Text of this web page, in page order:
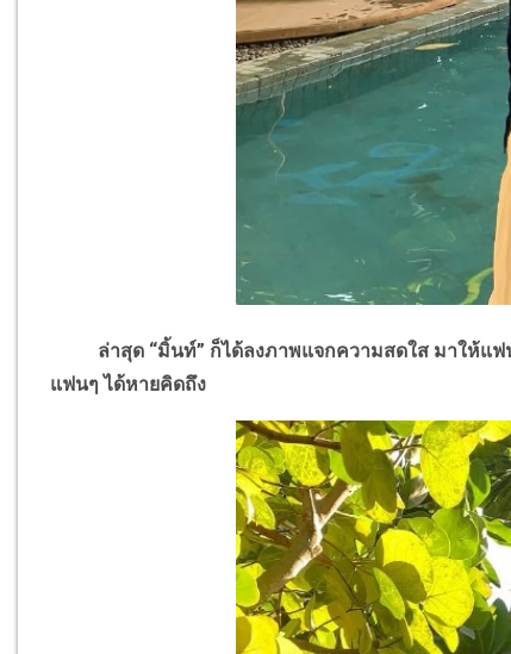
ล่าสุด “มิ้นท์” ก็ได้ลงภาพแจกความสดใส มาให้แฟน
แฟนๆ ได้หายคิดถึง